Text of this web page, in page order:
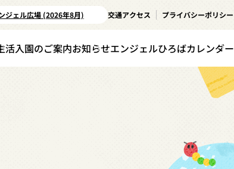
ジェル広場 (2026年8月) 交通アクセス プライバシーポリシー
活入園のご案内お知らせエンジェルひろばカレンダー